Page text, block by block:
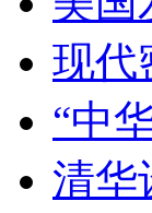
现
“中
清华